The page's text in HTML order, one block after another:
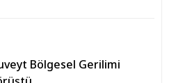
Bölgesel Gerilimi